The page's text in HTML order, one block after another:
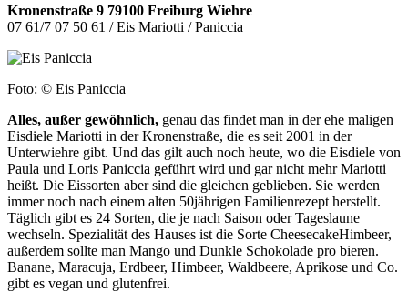
Kronenstraße 9 79100 Freiburg Wiehre
07 61/7 07 50 61 / Eis Mariotti / Paniccia
Foto: © Eis Paniccia
Alles, außer gewöhnlich, genau das findet man in der ehe­ maligen
Eisdiele Mariotti in der Kronenstraße, die es seit 2001 in der
Unterwiehre gibt. Und das gilt auch noch heute, wo die Eisdiele von
Paula und Loris Paniccia geführt wird und gar nicht mehr Mariotti
heißt. Die Eissorten aber sind die gleichen geblieben. Sie werden
immer noch nach einem alten 50­jährigen Familienrezept herstellt.
Täglich gibt es 24 Sorten, die je nach Saison oder Tageslaune
wechseln. Spezialität des Hauses ist die Sorte Cheesecake­Himbeer,
außerdem sollte man Mango und Dunkle Schokolade pro­ bieren.
Banane, Maracuja, Erdbeer, Himbeer, Waldbeere, Aprikose und Co.
gibt es vegan und glutenfrei.